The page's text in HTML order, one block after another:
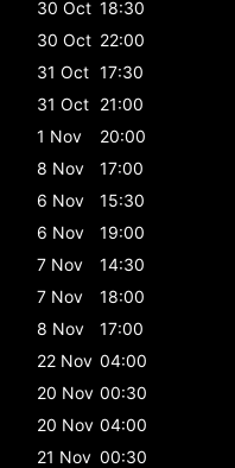
30 Oct 18:30
30 Oct 22:00
31 Oct 17:30
31 Oct 21:00
1 Nov
20:00
8 Nov
17:00
6 Nov
15:30
6 Nov
19:00
7 Nov
14:30
7 Nov
18:00
8 Nov
17:00
22 Nov 04:00
20 Nov 00:30
20 Nov 04:00
21 Nov 00:30